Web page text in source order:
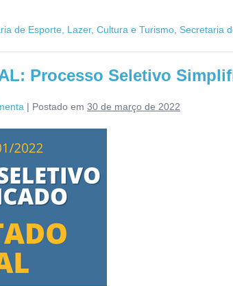
de Esporte, Lazer, Cultura e Turismo, Secretaria
Processo Seletivo
| Postado em 30 de março de 2022